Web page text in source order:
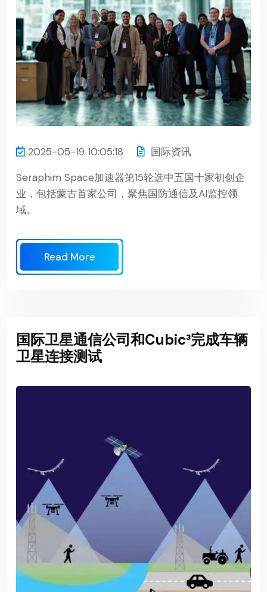
2025-05-19 10:05:18
国际资讯
Seraphim Space加速器第15轮选中五国十家初创企
业，包括蒙古首家公司，聚焦国防通信及AI监控领
域。
Read More
国际卫星通信公司和Cubic³完成车辆
卫星连接测试